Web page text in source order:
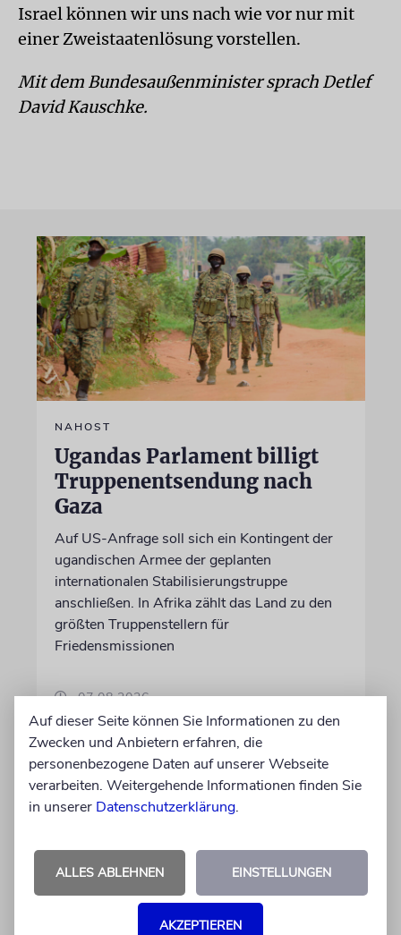
Israel können wir uns nach wie vor nur mit
einer Zweistaatenlösung vorstellen.
Mit dem Bundesaußenminister sprach Detlef
David Kauschke.
NAHOST
Ugandas Parlament billigt
Truppenentsendung nach
Gaza
Auf US-Anfrage soll sich ein Kontingent der
ugandischen Armee der geplanten
internationalen Stabilisierungstruppe
anschließen. In Afrika zählt das Land zu den
größten Truppenstellern für
Friedensmissionen
07.08.2026
Auf dieser Seite können Sie Informationen zu den
Zwecken und Anbietern erfahren, die
personenbezogene Daten auf unserer Webseite
verarbeiten. Weitergehende Informationen finden Sie
in unserer Datenschutzerklärung.
ALLES ABLEHNEN EINSTELLUNGEN
AKZEPTIEREN